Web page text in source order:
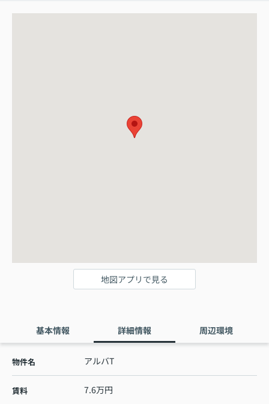
地図アプリで見る
基本情報 詳細情報 周辺環境
物件名 アルバT
賃料 7.6万円